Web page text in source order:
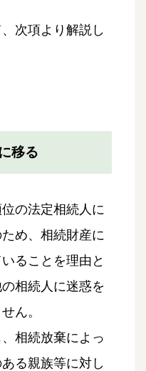
次項より解説し
移る
の法定相続人に
め、相続財産に
ることを理由と
相続人に迷惑を
ん。
相続放棄によっ
る親族等に対し